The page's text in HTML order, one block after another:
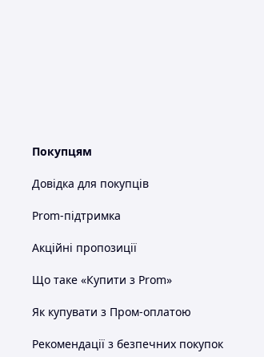
Покупцям
Довідка для покупців
Prom-підтримка
Акційні пропозиції
Що таке «Купити з Prom»
Як купувати з Пром-оплатою
Рекомендації з безпечних покупок